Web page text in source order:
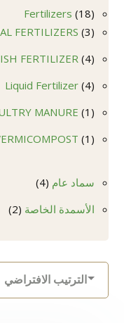
Fertilizers 18
18
منتجFERTILIZERS 3
3
FERTILIZER 4
4
Liquid Fertilizer 4
4
MANURE 11
11
سماد عام 4
4
الأسمدة الخاصة 2
2